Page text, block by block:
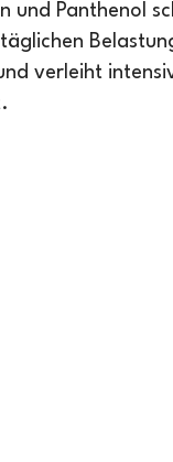
und Panthenol
verleiht